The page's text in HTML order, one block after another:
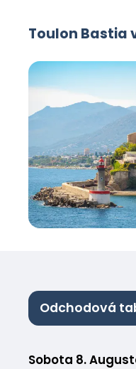
Toulon Bastia
Odchodová
Sobota 8.